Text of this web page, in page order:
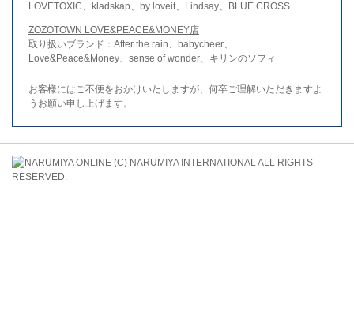
LOVETOXIC、kladskap、by loveit、Lindsay、BLUE CROSS
ZOZOTOWN LOVE&PEACE&MONEY店
取り扱いブランド：After the rain、babycheer、
Love&Peace&Money、sense of wonder、キリンのソフィ
お客様にはご不便をおかけいたしますが、何卒ご理解いただきますよ
うお願い申し上げます。